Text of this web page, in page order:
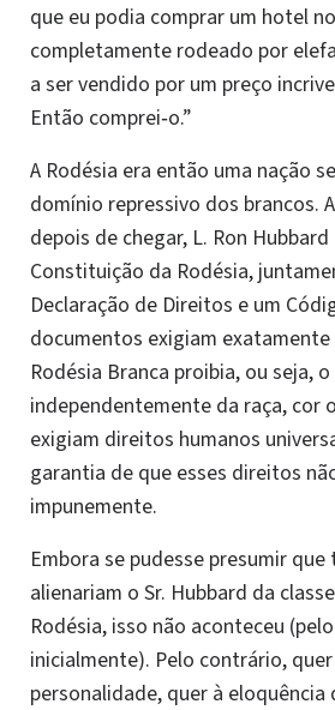
que eu podia comprar um hotel
completamente rodeado por
a ser vendido por um preço
Então comprei‑o.”
A Rodésia era então uma nação
domínio repressivo dos brancos.
depois de chegar, L. Ron
Constituição da Rodésia,
Declaração de Direitos e um
documentos exigiam
Rodésia Branca proibia, ou seja,
independentemente da raça, cor
exigiam direitos humanos
garantia de que esses direitos
impunemente.
Embora se pudesse presumir
alienariam o Sr. Hubbard da
Rodésia, isso não aconteceu
inicialmente). Pelo contrário,
personalidade, quer à